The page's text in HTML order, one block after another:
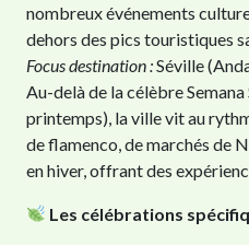
nombreux événements
dehors des pics touristiques
Focus destination :Séville
Au-delà de la célèbre
printemps), la ville vit au
de flamenco, de marchés de
en hiver, offrant des
Les célébrations